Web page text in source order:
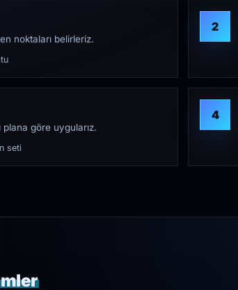
noktaları belirleriz.
2
göre uygularız.
seti
4